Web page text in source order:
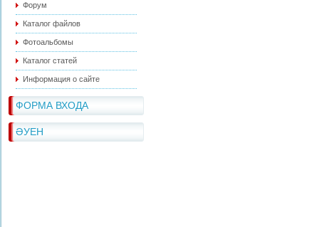
Форум
Каталог файлов
Фотоальбомы
Каталог статей
Информация о сайте
ФОРМА ВХОДА
ӘУЕН